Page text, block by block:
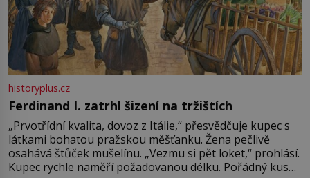
historyplus.cz
Ferdinand I. zatrhl šizení na tržištích
„Prvotřídní kvalita, dovoz z Itálie,“ přesvědčuje kupec s
látkami bohatou pražskou měšťanku. Žena pečlivě
osahává štůček mušelínu. „Vezmu si pět loket,“ prohlásí.
Kupec rychle naměří požadovanou délku. Pořádný kus